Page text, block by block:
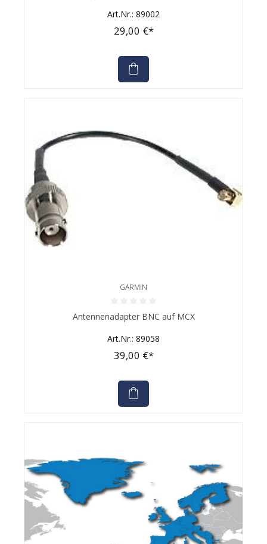
Art.Nr.: 89002
29,00 €*
GARMIN
Durchschnittliche Bewertung von 0 von 5 Sternen
Antennenadapter BNC auf MCX
Art.Nr.: 89058
39,00 €*